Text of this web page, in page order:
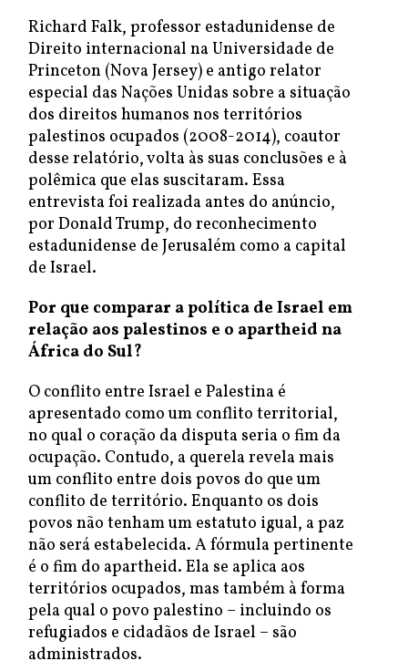
Richard Falk, professor estadunidense de
Direito internacional na Universidade de
Princeton (Nova Jersey) e antigo relator
especial das Nações Unidas sobre a situação
dos direitos humanos nos territórios
palestinos ocupados (2008-2014), coautor
desse relatório, volta às suas conclusões e à
polêmica que elas suscitaram. Essa
entrevista foi realizada antes do anúncio,
por Donald Trump, do reconhecimento
estadunidense de Jerusalém como a capital
de Israel.
Por que comparar a política de Israel em
relação aos palestinos e o apartheid na
África do Sul?
O conflito entre Israel e Palestina é
apresentado como um conflito territorial,
no qual o coração da disputa seria o fim da
ocupação. Contudo, a querela revela mais
um conflito entre dois povos do que um
conflito de território. Enquanto os dois
povos não tenham um estatuto igual, a paz
não será estabelecida. A fórmula pertinente
é o fim do apartheid. Ela se aplica aos
territórios ocupados, mas também à forma
pela qual o povo palestino – incluindo os
refugiados e cidadãos de Israel – são
administrados.